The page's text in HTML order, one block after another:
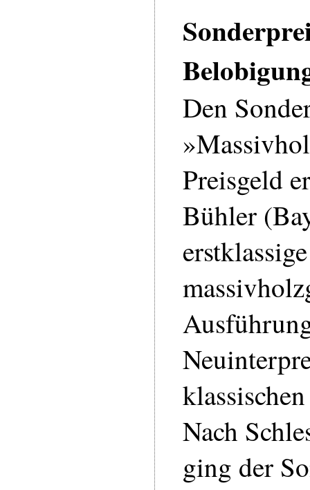
Den
Preisgeld
Bühler
erstklassige
Nach
ging der